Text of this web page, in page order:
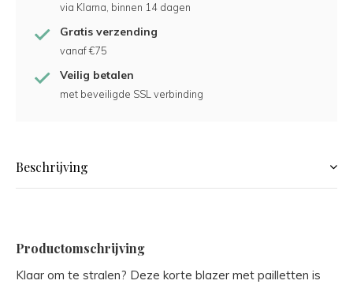
via Klarna, binnen 14 dagen
Gratis verzending
vanaf €75
Veilig betalen
met beveiligde SSL verbinding
Beschrijving
Productomschrijving
Klaar om te stralen? Deze korte blazer met pailletten is